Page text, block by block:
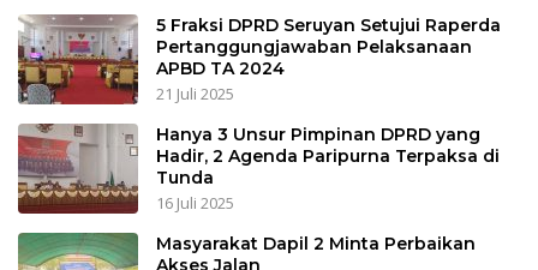
5 Fraksi DPRD Seruyan Setujui Raperda
Pertanggungjawaban Pelaksanaan
APBD TA 2024
21 Juli 2025
Hanya 3 Unsur Pimpinan DPRD yang
Hadir, 2 Agenda Paripurna Terpaksa di
Tunda
16 Juli 2025
Masyarakat Dapil 2 Minta Perbaikan
Akses Jalan